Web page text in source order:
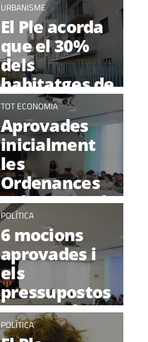
URBANISME
El Ple acorda
que el 30%
dels
habitatges de
nova
construcció
siguin
protegits
TOT ECONOMIA
Aprovades
inicialment
les
Ordenances
pel 2019, amb
congelació
d'impostos
POLÍTICA
6 mocions
aprovades i
els
pressupostos
passen el
primer estadi
POLÍTICA